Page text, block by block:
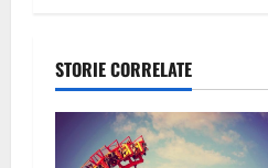
STORIE CORRELATE